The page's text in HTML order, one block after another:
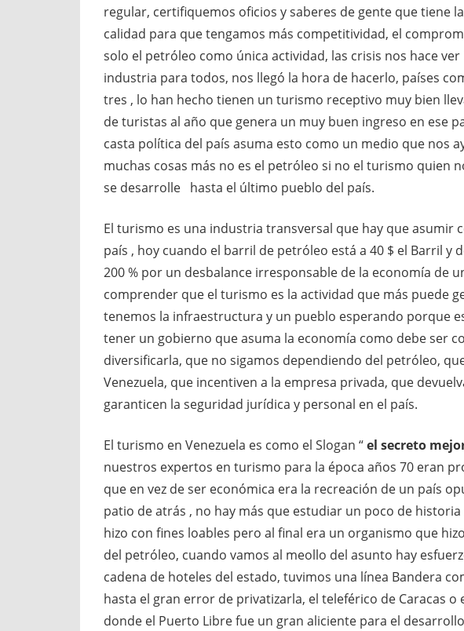
regular, certifiquemos oficios y saberes de gente que tiene
calidad para que tengamos más competitividad, el
solo el petróleo como única actividad, las crisis nos hace
industria para todos, nos llegó la hora de hacerlo, países
tres , lo han hecho tienen un turismo receptivo muy bien
de turistas al año que genera un muy buen ingreso en ese
casta política del país asuma esto como un medio que nos
muchas cosas más no es el petróleo si no el turismo quien
se desarrolle hasta el último pueblo del país.
El turismo es una industria transversal que hay que asumir
país , hoy cuando el barril de petróleo está a 40 $ el Barril y
200 % por un desbalance irresponsable de la economía de
comprender que el turismo es la actividad que más puede
tenemos la infraestructura y un pueblo esperando porque
tener un gobierno que asuma la economía como debe ser
diversificarla, que no sigamos dependiendo del petróleo,
Venezuela, que incentiven a la empresa privada, que
garanticen la seguridad jurídica y personal en el país.
El turismo en Venezuela es como el Slogan “el secreto
nuestros expertos en turismo para la época años 70 eran
que en vez de ser económica era la recreación de un país
patio de atrás , no hay más que estudiar un poco de historia
hizo con fines loables pero al final era un organismo que
del petróleo, cuando vamos al meollo del asunto hay
cadena de hoteles del estado, tuvimos una línea Bandera
hasta el gran error de privatizarla, el teleférico de Caracas
donde el Puerto Libre fue un gran aliciente para el